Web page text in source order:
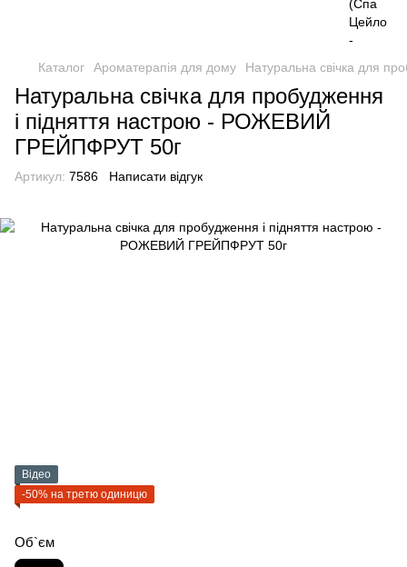
Каталог Ароматерапія для дому Натуральна свічка для
Натуральна свічка для пробудження
і підняття настрою - РОЖЕВИЙ
ГРЕЙПФРУТ 50г
Артикул: 7586 Написати відгук
Відео
-50% на третю одиницю
Об`єм